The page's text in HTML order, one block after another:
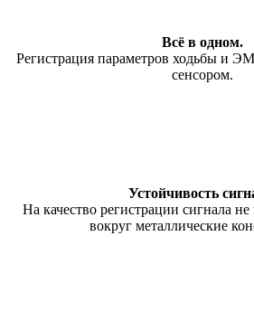
Всё в одном.
Регистрация параметров ходьбы и
сенсором.
Устойчивость
На качество регистрации сигнала
вокруг металлические